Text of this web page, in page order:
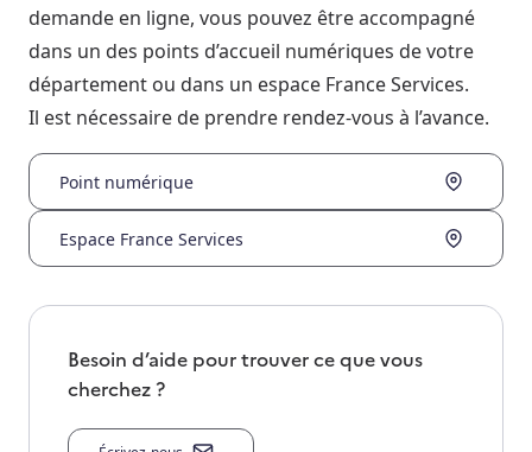
demande en ligne, vous pouvez être accompagné
dans un des points d’accueil numériques de votre
département ou dans un espace France Services.
Il est nécessaire de prendre rendez-vous à l’avance.
Point numérique
Espace France Services
Besoin d’aide pour trouver ce que vous
cherchez ?